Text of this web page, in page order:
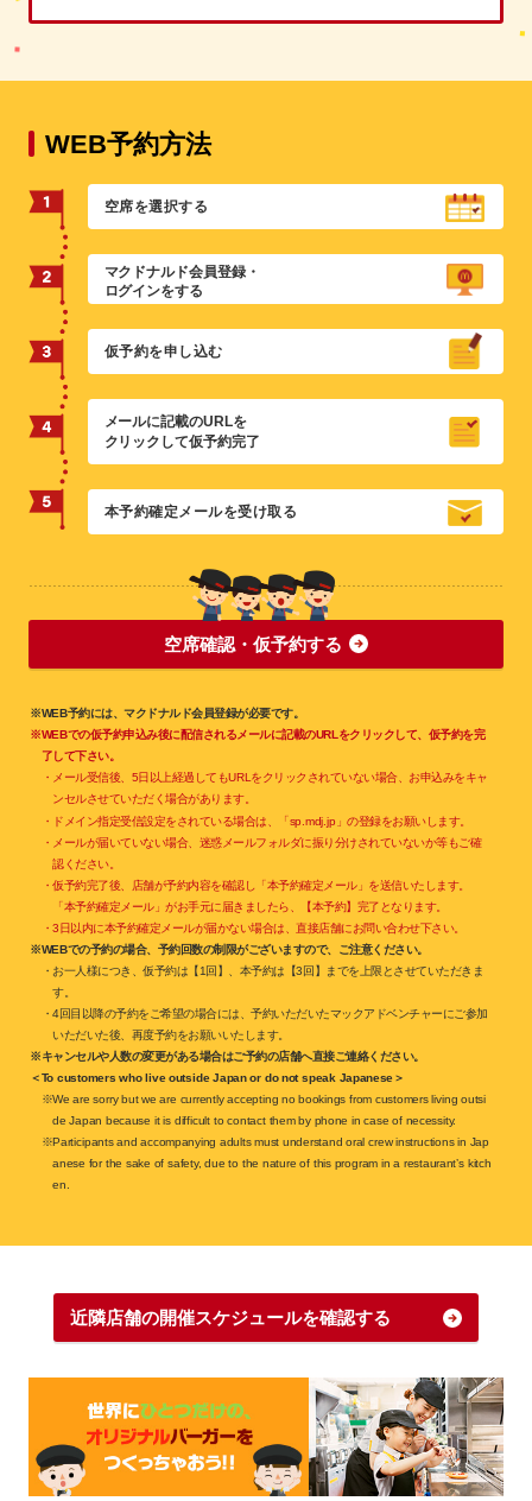
WEB予約方法
空席を選択する
マクドナルド会員登録・
ログインをする
仮予約を申し込む
メールに記載のURLを
クリックして仮予約完了
本予約確定メールを受け取る
空席確認・仮予約する
※WEB予約には、マクドナルド会員登録が必要です。
※WEBでの仮予約申込み後に配信されるメールに記載のURLをクリックして、仮予約を完
了して下さい。
・メール受信後、5日以上経過してもURLをクリックされていない場合、お申込みをキャ
ンセルさせていただく場合があります。
・ドメイン指定受信設定をされている場合は、「sp.mdj.jp」の登録をお願いします。
・メールが届いていない場合、迷惑メールフォルダに振り分けされていないか等もご確
認ください。
・仮予約完了後、店舗が予約内容を確認し「本予約確定メール」を送信いたします。
「本予約確定メール」がお手元に届きましたら、【本予約】完了となります。
・3日以内に本予約確定メールが届かない場合は、直接店舗にお問い合わせ下さい。
※WEBでの予約の場合、予約回数の制限がございますので、ご注意ください。
・お一人様につき、仮予約は【1回】、本予約は【3回】までを上限とさせていただきま
す。
・4回目以降の予約をご希望の場合には、予約いただいたマックアドベンチャーにご参加
いただいた後、再度予約をお願いいたします。
※キャンセルや人数の変更がある場合はご予約の店舗へ直接ご連絡ください。
＜To customers who live outside Japan or do not speak Japanese＞
※We are sorry but we are currently accepting no bookings from customers living outsi
de Japan because it is difficult to contact them by phone in case of necessity.
※Participants and accompanying adults must understand oral crew instructions in Jap
anese for the sake of safety, due to the nature of this program in a restaurant’s kitch
en.
近隣店舗の開催スケジュールを確認する